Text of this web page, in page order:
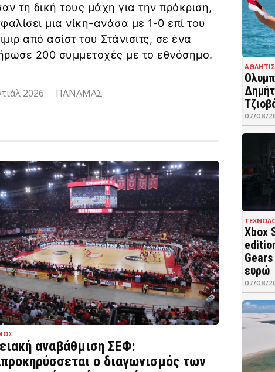
τη δική τους μάχη για την πρόκριση,
μια νίκη-ανάσα με 1-0 επί του
από ασίστ του Στάνισιτς, σε ένα
200 συμμετοχές με το εθνόσημο.
2026 ΠΑΝΑΜΑΣ
αναβάθμιση ΣΕΦ:
ο διαγωνισμός των
07/08/
Xbox
ευρώ
07/08/